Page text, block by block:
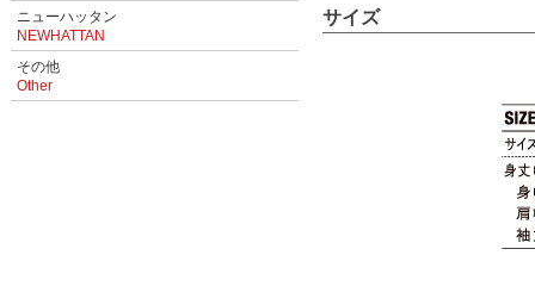
ニューハッタン
NEWHATTAN
その他
Other
サイズ